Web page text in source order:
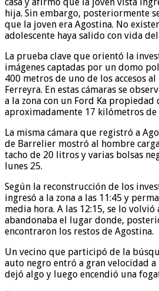
hija. Sin embargo, posteriormente
que la joven era Agostina. No
adolescente haya salido con vida
La prueba clave que orientó la
imágenes captadas por un domo
400 metros de uno de los accesos
Ferreyra. En estas cámaras se
a la zona con un Ford Ka propiedad
aproximadamente 17 kilómetros de
La misma cámara que registró a
de Barrelier mostró al hombre
tacho de 20 litros y varias bolsas
lunes 25.
Según la reconstrucción de los
ingresó a la zona a las 11:45 y
media hora. A las 12:15, se lo
abandonaba el lugar donde,
encontraron los restos de Agostina.
Un vecino que participó de la
auto negro entró a gran velocidad a
dejó algo y luego encendió una